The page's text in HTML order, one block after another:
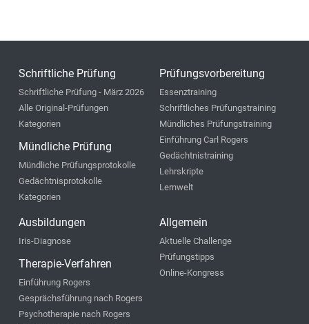
Schriftliche Prüfung
Schriftliche Prüfung - März 2026
Alle Original-Prüfungen
Kategorien
Mündliche Prüfung
Mündliche Prüfungsprotokolle
Gedächtnisprotokolle
Kategorien
Prüfungsvorbereitung
Essenztraining
Schriftliches Prüfungstraining
Mündliches Prüfungstraining
Einführung Carl Rogers
Gedächtnistraining
Lehrskripte
Lernwelt
Ausbildungen
Iris-Diagnose
Therapie-Verfahren
Einführung Rogers
Gesprächsführung nach Rogers
Psychotherapie nach Rogers
Allgemein
Aktuelle Challenge
Prüfungstipps
Online-Kongress